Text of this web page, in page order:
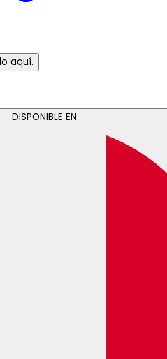
aquí.
DISPONIBLE EN